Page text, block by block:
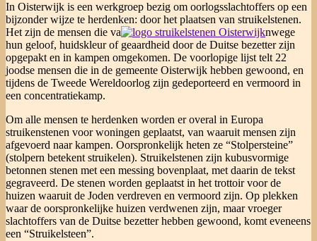
In Oisterwijk is een werkgroep bezig om oorlogsslachtoffers op een
bijzonder wijze te herdenken: door het plaatsen van struikelstenen.
Het zijn de mensen die va
nwege
hun geloof, huidskleur of geaardheid door de Duitse bezetter zijn
opgepakt en in kampen omgekomen. De voorlopige lijst telt 22
joodse mensen die in de gemeente Oisterwijk hebben gewoond, en
tijdens de Tweede Wereldoorlog zijn gedeporteerd en vermoord in
een concentratiekamp.
Om alle mensen te herdenken worden er overal in Europa
struikenstenen voor woningen geplaatst, van waaruit mensen zijn
afgevoerd naar kampen. Oorspronkelijk heten ze “Stolpersteine”
(stolpern betekent struikelen). Struikelstenen zijn kubusvormige
betonnen stenen met een messing bovenplaat, met daarin de tekst
gegraveerd. De stenen worden geplaatst in het trottoir voor de
huizen waaruit de Joden verdreven en vermoord zijn. Op plekken
waar de oorspronkelijke huizen verdwenen zijn, maar vroeger
slachtoffers van de Duitse bezetter hebben gewoond, komt eveneens
een “Struikelsteen”.